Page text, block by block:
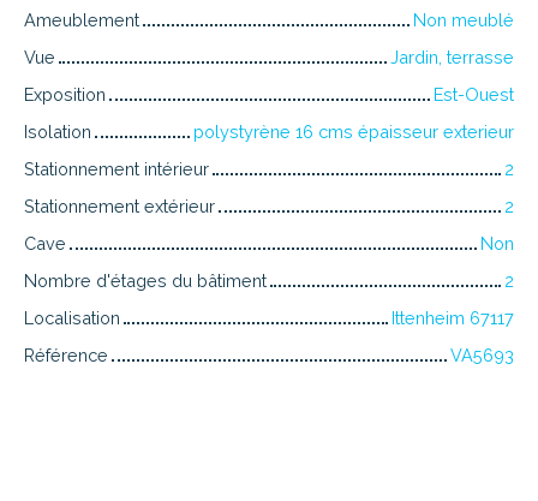
Ameublement
Non meublé
Vue
Jardin, terrasse
Exposition
Est-Ouest
Isolation
polystyrène 16 cms épaisseur exterieur
Stationnement intérieur
2
Stationnement extérieur
2
Cave
Non
Nombre d'étages du bâtiment
2
Localisation
Ittenheim 67117
Référence
VA5693